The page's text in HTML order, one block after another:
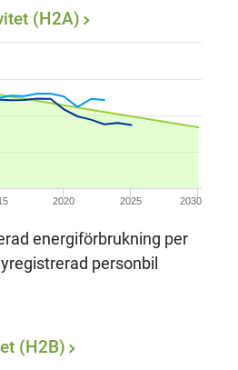
2020 2025 2030
(H2A)
energiförbrukning per
personbil
(H2B)